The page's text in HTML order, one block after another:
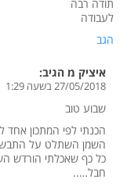
תודה רבה
לעבודה
הגב
איציק מ הגיב:
27/05/2018 בשעה 1:29
שבוע טוב
הכנתי לפי המתכון אחד
השמן השתלט על
כל כף שאכלתי הורדש
חבל…..